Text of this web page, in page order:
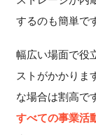
するのも簡単で
幅広い場面で役
ストがかかりま
な場合は割高で
すべての事業活